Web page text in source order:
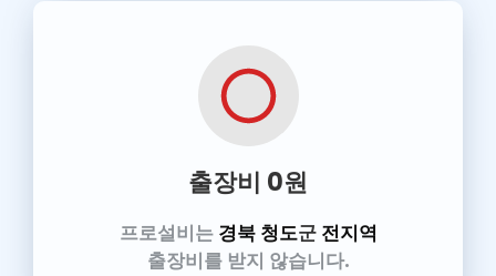
출장비 0원
프로설비는 경북 청도군전지역
출장비를 받지 않습니다.